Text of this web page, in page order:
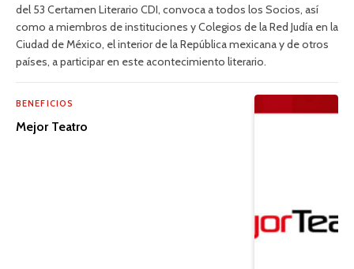
del 53 Certamen Literario CDI, convoca a todos los Socios, así
como a miembros de instituciones y Colegios de la Red Judía en la
Ciudad de México, el interior de la República mexicana y de otros
países, a participar en este acontecimiento literario.
BENEFICIOS
Mejor Teatro